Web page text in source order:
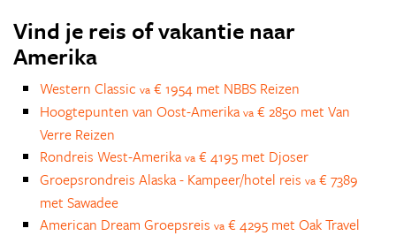
Vind je reis of vakantie naar
Amerika
Western Classic va € 1954 met NBBS Reizen
Hoogtepunten van Oost-Amerika va € 2850 met Van
Verre Reizen
Rondreis West-Amerika va € 4195 met Djoser
Groepsrondreis Alaska - Kampeer/hotel reis va € 7389
met Sawadee
American Dream Groepsreis va € 4295 met Oak Travel